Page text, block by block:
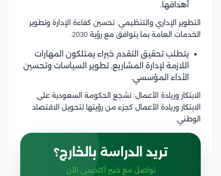
أهدافها.
التطوير الإداري والتنظيمي: تحسين كفاءة الإدارة وتطوير
الخدمات العامة بما يتوافق مع رؤية 2030.
يتطلب تحقيق التقدم خبراء يمتلكون المهارات
اللازمة لإدارة المشاريع، تطوير السياسات وتحسين
الأداء المؤسسي.
الابتكار وريادة الأعمال: تشجع الحكومة السعودية على
الابتكار وريادة الأعمال كجزء من رؤيتها لتحويل الاقتصاد
الوطني.
تريد الدراسة بالخارج؟
تواصل مع خبير أكاديمي الآن